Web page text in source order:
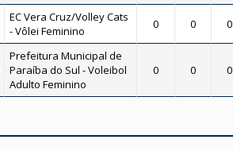
EC Vera Cruz/Volley Cats
- Vôlei Feminino
0 0 0
Prefeitura Municipal de
Paraíba do Sul - Voleibol
Adulto Feminino
0 0 0